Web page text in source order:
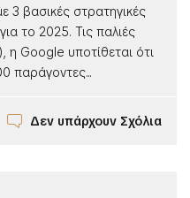
3 βασικές στρατηγικές
το 2025. Τις παλιές
η Google υποτίθεται ότι
παράγοντες...
Δεν υπάρχουν Σχόλια